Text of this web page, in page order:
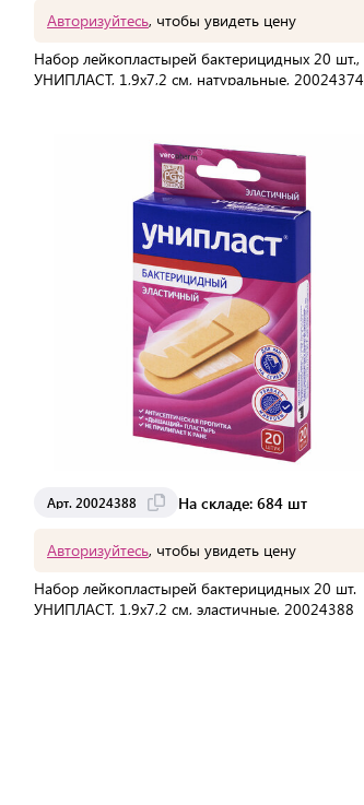
Авторизуйтесь, чтобы увидеть цену
Набор лейкопластырей бактерицидных 20 шт.,
УНИПЛАСТ, 1,9х7,2 см, натуральные, 20024374
Доставка от 2 до 3 дней
Арт. 20024388 На складе: 684 шт
Авторизуйтесь, чтобы увидеть цену
Набор лейкопластырей бактерицидных 20 шт.
УНИПЛАСТ, 1,9х7,2 см, эластичные, 20024388